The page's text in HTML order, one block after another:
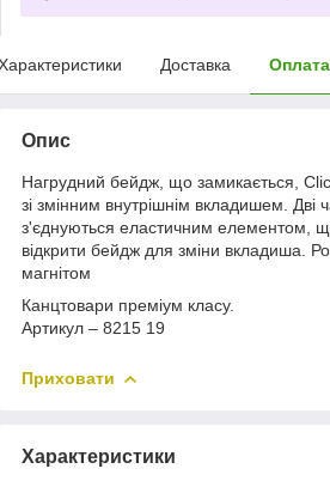
Доставка Оплата
Опис
Нагрудний бейдж, що замикається,
зі змінним внутрішнім вкладишем. Дві
з'єднуються еластичним елементом,
відкрити бейдж для зміни вкладиша.
магнітом
Канцтовари преміум класу.
Артикул – 8215 19
Приховати
Характеристики